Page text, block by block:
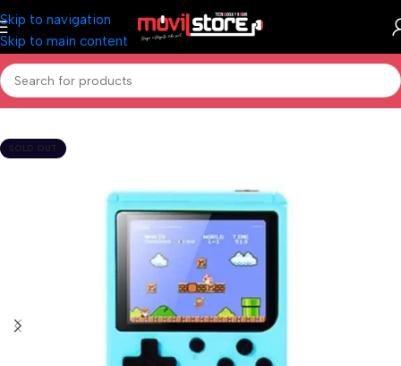
Skip to navigation
Skip to main content
Inicio/Gamer/Joystick
SOLD OUT